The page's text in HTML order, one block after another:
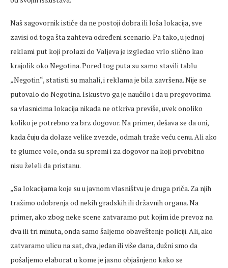
Naš sagovornik ističe da ne postoji dobra ili loša lokacija, sve
zavisi od toga šta zahteva određeni scenario. Pa tako, u jednoj
reklami put koji prolazi do Valjeva je izgledao vrlo slično kao
krajolik oko Negotina. Pored tog puta su samo stavili tablu
„Negotin“, statisti su mahali, i reklama je bila završena. Nije se
putovalo do Negotina. Iskustvo ga je naučilo i da u pregovorima
sa vlasnicima lokacija nikada ne otkriva previše, uvek onoliko
koliko je potrebno za brz dogovor. Na primer, dešava se da oni,
kada čuju da dolaze velike zvezde, odmah traže veću cenu. Ali ako
te glumce vole, onda su spremi i za dogovor na koji prvobitno
nisu želeli da pristanu.
„Sa lokacijama koje su u javnom vlasništvu je druga priča. Za njih
tražimo odobrenja od nekih gradskih ili državnih organa. Na
primer, ako zbog neke scene zatvaramo put kojim ide prevoz na
dva ili tri minuta, onda samo šaljemo obaveštenje policiji. Ali, ako
zatvaramo ulicu na sat, dva, jedan ili više dana, dužni smo da
pošaljemo elaborat u kome je jasno objašnjeno kako se